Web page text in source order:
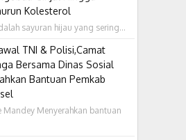
Kolesterol
sayuran hijau yang sering...
TNI & Polisi,Camat
Bersama Dinas Sosial
Bantuan Pemkab
Mandey Menyerahkan bantuan